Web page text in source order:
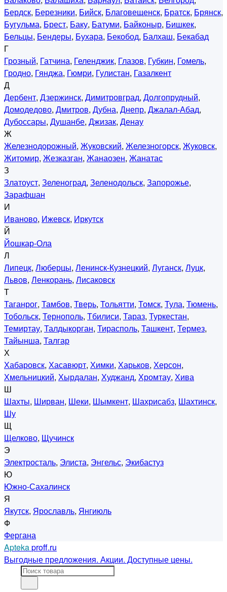
Бердск, Березники, Бийск, Благовещенск, Братск, Брянск,
Бугульма, Брест, Баку, Батуми, Байконыр, Бишкек,
Бельцы, Бендеры, Бухара, Бекобод, Балхаш, Бекабад
Г
Грозный, Гатчина, Геленджик, Глазов, Губкин, Гомель,
Гродно, Гянджа, Гюмри, Гулистан, Газалкент
Д
Дербент, Дзержинск, Димитровград, Долгопрудный,
Домодедово, Дмитров, Дубна, Днепр, Джалал-Абад,
Дубоссары, Душанбе, Джизак, Денау
Ж
Железнодорожный, Жуковский, Железногорск, Жуковск,
Житомир, Жезказган, Жанаозен, Жанатас
З
Златоуст, Зеленоград, Зеленодольск, Запорожье,
Зарафшан
И
Иваново, Ижевск, Иркутск
Й
Йошкар-Ола
Л
Липецк, Люберцы, Ленинск-Кузнецкий, Луганск, Луцк,
Львов, Ленкорань, Лисаковск
Т
Таганрог, Тамбов, Тверь, Тольятти, Томск, Тула, Тюмень,
Тобольск, Тернополь, Тбилиси, Тараз, Туркестан,
Темиртау, Талдыкорган, Тирасполь, Ташкент, Термез,
Тайынша, Талгар
Х
Хабаровск, Хасавюрт, Химки, Харьков, Херсон,
Хмельницкий, Хырдалан, Худжанд, Хромтау, Хива
Ш
Шахты, Ширван, Шеки, Шымкент, Шахрисабз, Шахтинск,
Шу
Щ
Щелково, Щучинск
Э
Электросталь, Элиста, Энгельс, Экибастуз
Ю
Южно-Сахалинск
Я
Якутск, Ярославль, Янгиюль
Ф
Фергана
Aptekaproff.ru
Выгодные предложения. Акции. Доступные цены.